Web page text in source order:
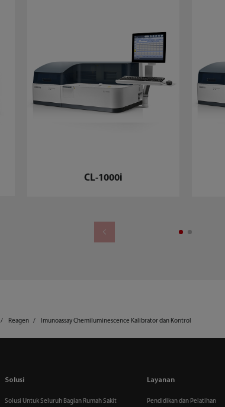
CL-1000i
Reagen Imunoassay Chemiluminescence Kalibrator dan Kontrol
Solusi
Solusi Untuk Seluruh Bagian Rumah Sakit
Layanan
Pendidikan dan Pelatihan